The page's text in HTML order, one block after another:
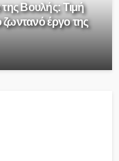
Βουλής: Τιμή
ζωντανό έργο της